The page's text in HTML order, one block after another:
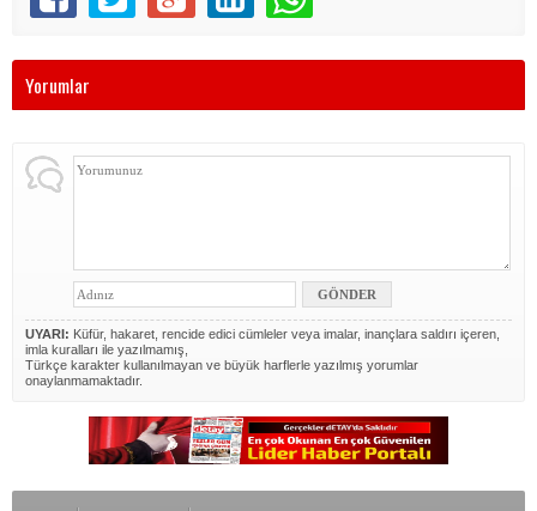
Yorumlar
UYARI: Küfür, hakaret, rencide edici cümleler veya imalar, inançlara saldırı içeren,
imla kuralları ile yazılmamış,
Türkçe karakter kullanılmayan ve büyük harflerle yazılmış yorumlar
onaylanmamaktadır.